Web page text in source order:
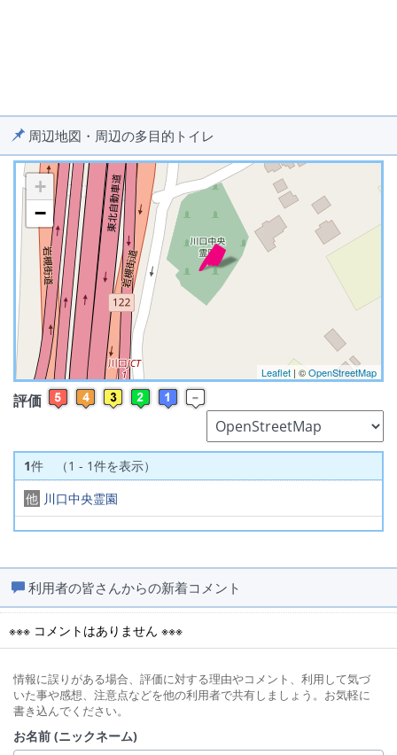
周辺地図・周辺の多目的トイレ
※ マップを検索、表示中です ※
+
−
Leaflet | ©OpenStreetMap
評価
1件 （1 - 1件を表示）
他 川口中央霊園
利用者の皆さんからの新着コメント
※※※ コメントはありません ※※※
情報に誤りがある場合、評価に対する理由やコメント、利用して気づ
いた事や感想、注意点などを他の利用者で共有しましょう。お気軽に
書き込んでください。
お名前 (ニックネーム)